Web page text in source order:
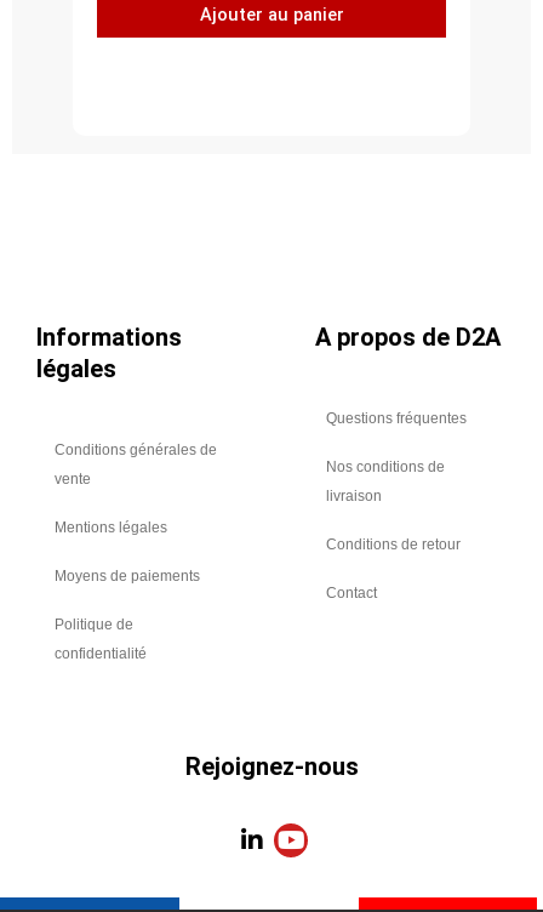
à
Ajouter au panier
Informations
légales
Conditions générales de
vente
Mentions légales
Moyens de paiements
Politique de
confidentialité
A propos de D2A
Questions fréquentes
Nos conditions de
livraison
Conditions de retour
Contact
Rejoignez-nous
L
Y
o